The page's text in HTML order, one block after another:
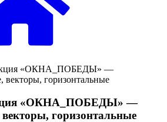
акция «ОКНА_ПОБЕДЫ» —
векторы, горизонтальные
«ОКНА_ПОБЕДЫ» —
горизонтальные